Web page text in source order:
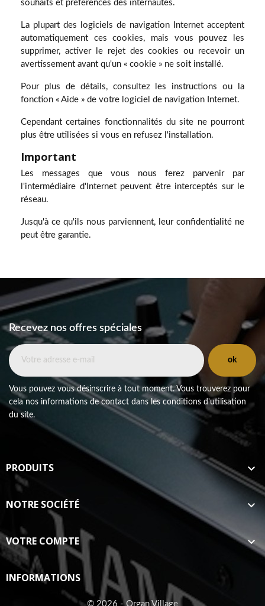
souhaits et préférences des internautes.
La plupart des logiciels de navigation Internet acceptent
automatiquement ces cookies, mais vous pouvez les
supprimer, activer le rejet des cookies ou recevoir un
avertissement avant qu'un « cookie » ne soit installé.
Pour plus de détails, consultez les instructions ou la
fonction « Aide » de votre logiciel de navigation Internet.
Cependant certaines fonctionnalités du site ne pourront
plus être utilisées si vous en refusez l'installation.
Important
Les messages que vous nous ferez parvenir par
l'intermédiaire d'Internet peuvent être interceptés sur le
réseau.
Jusqu'à ce qu'ils nous parviennent, leur confidentialité ne
peut être garantie.
Recevez nos offres spéciales
Vous pouvez vous désinscrire à tout moment. Vous trouverez pour
cela nos informations de contact dans les conditions d'utilisation
du site.
PRODUITS 
NOTRE SOCIÉTÉ 
VOTRE COMPTE 
INFORMATIONS
© 2026 - Organ Village